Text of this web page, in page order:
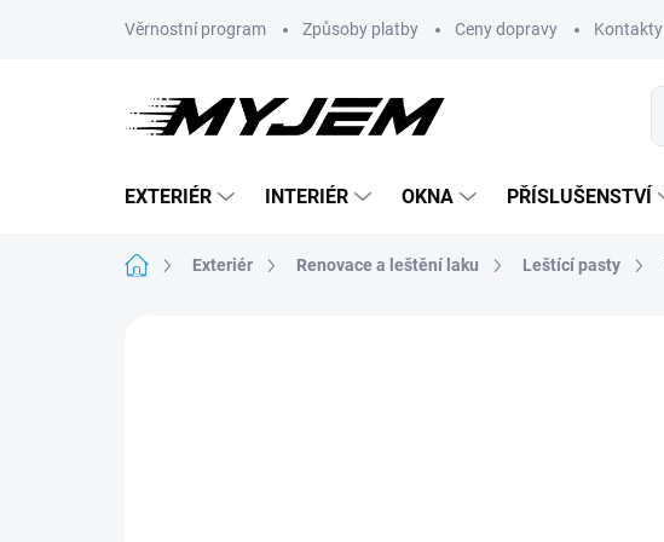
Věrnostní program Způsoby platby Ceny dopravy Kontakty
EXTERIÉR INTERIÉR OKNA PŘÍSLUŠENSTVÍ
Domů Exteriér Renovace a leštění laku Leštící pasty